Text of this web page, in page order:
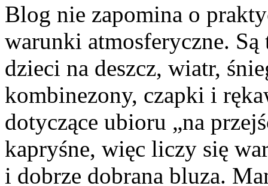
Blog nie zapomina o
warunki atmosferyczne.
dzieci na deszcz, wiatr,
kombinezony, czapki i
dotyczące ubioru „na
kapryśne, więc liczy się
i dobrze dobrana bluza.